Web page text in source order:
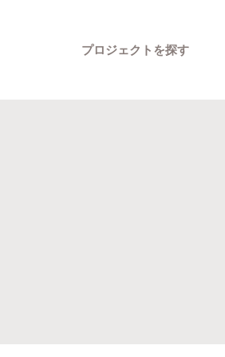
プロジェクトを探す